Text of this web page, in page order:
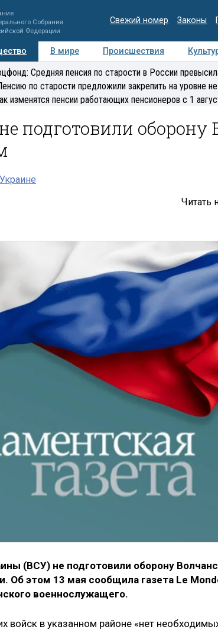
Собрания
Федерации
Свежий номер Законы
В мире Происшествия
Регионы Медиацентр Интервью
Средняя пенсия по старости в России
по старости предложили закрепить на уровне
изменятся пенсии работающих пенсионеров с 1
подготовили оборону
Читать
(ВСУ) не подготовили оборону
Об этом 13 мая сообщила газета Le
военнослужащего.
войск в указанном районе «нет